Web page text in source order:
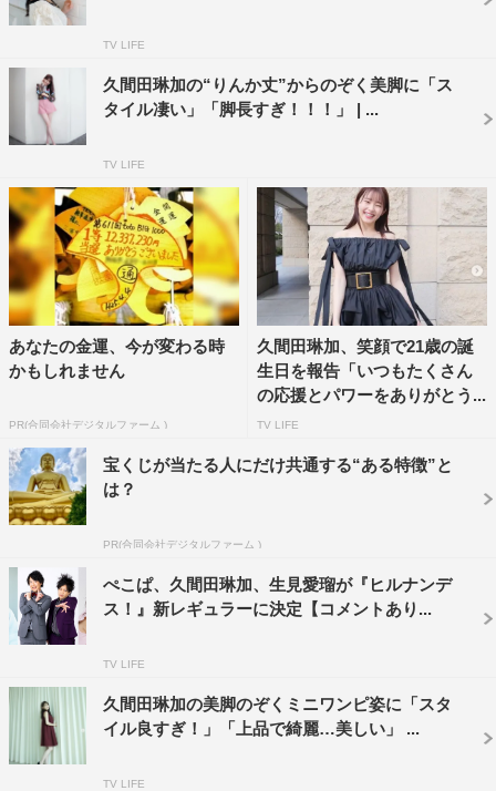
TV LIFE
久間田琳加の“りんか丈”からのぞく美脚に「ス
タイル凄い」「脚長すぎ！！！」 | ...
TV LIFE
あなたの金運、今が変わる時
かもしれません
PR(合同会社デジタルファーム )
久間田琳加、笑顔で21歳の誕
生日を報告「いつもたくさん
の応援とパワーをありがとう...
TV LIFE
宝くじが当たる人にだけ共通する“ある特徴”と
は？
PR(合同会社デジタルファーム )
ぺこぱ、久間田琳加、生見愛瑠が『ヒルナンデ
ス！』新レギュラーに決定【コメントあり...
TV LIFE
久間田琳加の美脚のぞくミニワンピ姿に「スタ
イル良すぎ！」「上品で綺麗…美しい」 ...
TV LIFE